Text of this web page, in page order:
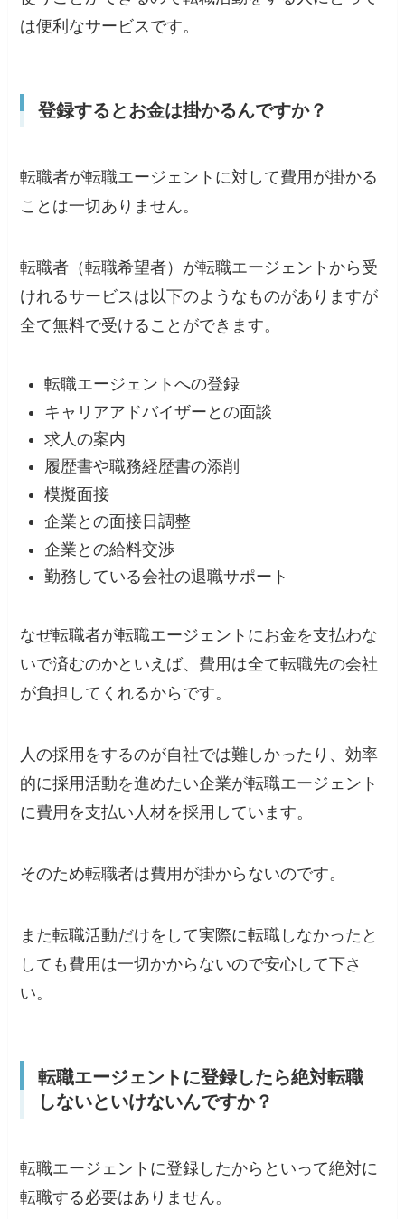
は便利なサービスです。
登録するとお金は掛かるんですか？
転職者が転職エージェントに対して費用が掛かる
ことは一切ありません。
転職者（転職希望者）が転職エージェントから受
けれるサービスは以下のようなものがありますが
全て無料で受けることができます。
転職エージェントへの登録
キャリアアドバイザーとの面談
求人の案内
履歴書や職務経歴書の添削
模擬面接
企業との面接日調整
企業との給料交渉
勤務している会社の退職サポート
なぜ転職者が転職エージェントにお金を支払わな
いで済むのかといえば、 費用は全て転職先の会社
が負担してくれるからです。
人の採用をするのが自社では難しかったり、効率
的に採用活動を進めたい企業が転職エージェント
に費用を支払い人材を採用しています。
そのため転職者は費用が掛からないのです。
また転職活動だけをして実際に転職しなかったと
しても費用は一切かからないので安心して下さ
い。
転職エージェントに登録したら絶対転職
しないといけないんですか？
転職エージェントに登録したからといって絶対に
転職する必要はありません。